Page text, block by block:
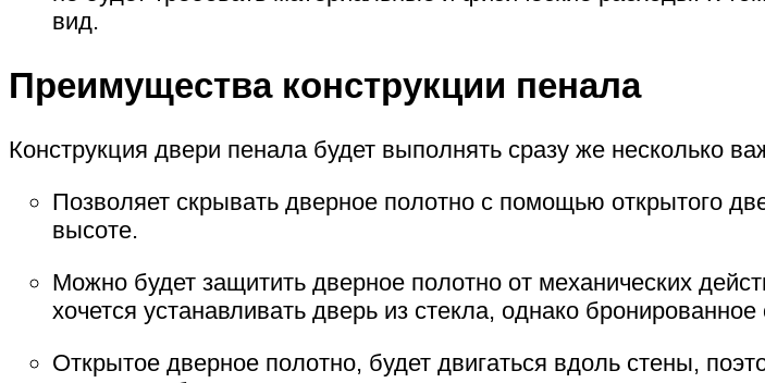
вид.
Преимущества конструкции пенала
Конструкция двери пенала будет выполнять сразу же несколько
Позволяет скрывать дверное полотно с помощью открытого
высоте.
Можно будет защитить дверное полотно от механических
хочется устанавливать дверь из стекла, однако
Открытое дверное полотно, будет двигаться вдоль стены,